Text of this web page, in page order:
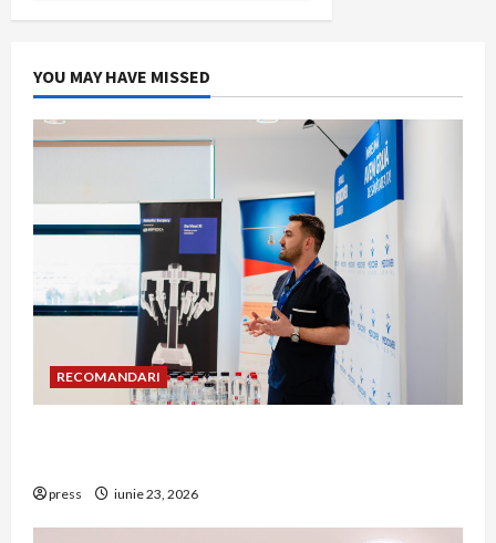
YOU MAY HAVE MISSED
RECOMANDARI
press iunie 23, 2026